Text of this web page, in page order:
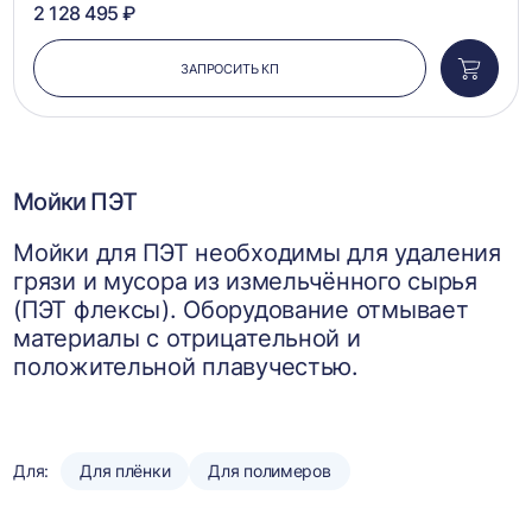
2 128 495 ₽
ЗАПРОСИТЬ КП
в
Мойки ПЭТ
Мойки для ПЭТ необходимы для удаления
грязи и мусора из измельчённого сырья
(ПЭТ флексы). Оборудование отмывает
материалы с отрицательной и
положительной плавучестью.
Для: Для плёнки Для полимеров